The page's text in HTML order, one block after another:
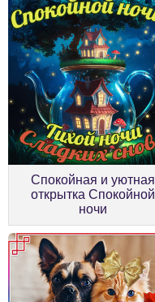
Спокойная и уютная
открытка Спокойной
ночи